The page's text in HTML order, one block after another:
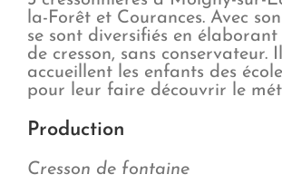
la-Forêt et Courances. Avec
se sont diversifiés en
de cresson, sans conservateur.
accueillent les enfants des
pour leur faire découvrir le
Production
Cresson de fontaine